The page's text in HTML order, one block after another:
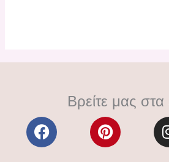
Βρείτε μας
F
a
P
i